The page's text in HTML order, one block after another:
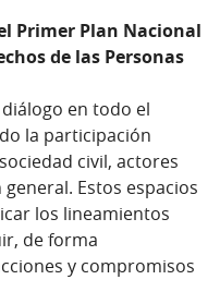
Primer Plan Nacional
de las Personas
en todo el
la participación
civil, actores
Estos espacios
los lineamientos
de forma
y compromisos